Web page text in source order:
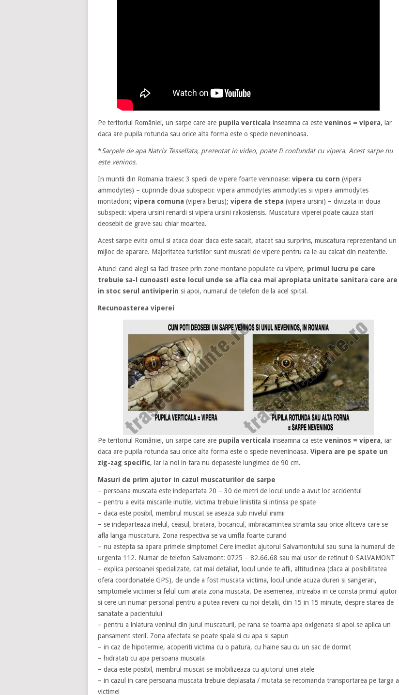
Pe teritoriul României, un sarpe care are pupila verticala inseamna ca este veninos = vipera, iar
daca are pupila rotunda sau orice alta forma este o specie neveninoasa.
*Sarpele de apa Natrix Tessellata, prezentat in video, poate fi confundat cu vipera. Acest sarpe nu
este veninos.
In muntii din Romania traiesc 3 specii de vipere foarte veninoase: vipera cu corn (vipera
ammodytes) – cuprinde doua subspecii: vipera ammodytes ammodytes si vipera ammodytes
montadoni; vipera comuna (vipera berus); vipera de stepa (vipera ursini) – divizata in doua
subspecii: vipera ursini renardi si vipera ursini rakosiensis. Muscatura viperei poate cauza stari
deosebit de grave sau chiar moartea.
Acest sarpe evita omul si ataca doar daca este sacait, atacat sau surprins, muscatura reprezentand un
mijloc de aparare. Majoritatea turistilor sunt muscati de vipere pentru ca le-au calcat din neatentie.
Atunci cand alegi sa faci trasee prin zone montane populate cu vipere, primul lucru pe care
trebuie sa-l cunoasti este locul unde se afla cea mai apropiata unitate sanitara care are
in stoc serul antiviperin si apoi, numarul de telefon de la acel spital.
Recunoasterea viperei
Pe teritoriul României, un sarpe care are pupila verticala inseamna ca este veninos = vipera, iar
daca are pupila rotunda sau orice alta forma este o specie neveninoasa. Vipera are pe spate un
zig-zag specific, iar la noi in tara nu depaseste lungimea de 90 cm.
Masuri de prim ajutor in cazul muscaturilor de sarpe
– persoana muscata este indepartata 20 – 30 de metri de locul unde a avut loc accidentul
– pentru a evita miscarile inutile, victima trebuie linistita si intinsa pe spate
– daca este posibil, membrul muscat se aseaza sub nivelul inimii
– se indeparteaza inelul, ceasul, bratara, bocancul, imbracamintea stramta sau orice altceva care se
afla langa muscatura. Zona respectiva se va umfla foarte curand
– nu astepta sa apara primele simptome! Cere imediat ajutorul Salvamontului sau suna la numarul de
urgenta 112. Numar de telefon Salvamont: 0725 – 82.66.68 sau mai usor de retinut 0-SALVAMONT
– explica persoanei specializate, cat mai detaliat, locul unde te afli, altitudinea (daca ai posibilitatea
ofera coordonatele GPS), de unde a fost muscata victima, locul unde acuza dureri si sangerari,
simptomele victimei si felul cum arata zona muscata. De asemenea, intreaba in ce consta primul ajutor
si cere un numar personal pentru a putea reveni cu noi detalii, din 15 in 15 minute, despre starea de
sanatate a pacientului
– pentru a inlatura veninul din jurul muscaturii, pe rana se toarna apa oxigenata si apoi se aplica un
pansament steril. Zona afectata se poate spala si cu apa si sapun
– in caz de hipotermie, acoperiti victima cu o patura, cu haine sau cu un sac de dormit
– hidratati cu apa persoana muscata
– daca este posibil, membrul muscat se imobilizeaza cu ajutorul unei atele
– in cazul in care persoana muscata trebuie deplasata / mutata se recomanda transportarea pe targa a
victimei